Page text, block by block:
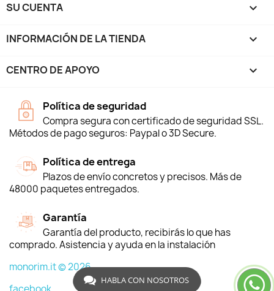
SU CUENTA 
INFORMACIÓN DE LA TIENDA keyboard_arrow_down
CENTRO DE APOYO 
Política de seguridad
Compra segura con certificado de seguridad SSL.
Métodos de pago seguros: Paypal o 3D Secure.
Política de entrega
Plazos de envío concretos y precisos. Más de
48000 paquetes entregados.
Garantía
Garantía del producto, recibirás lo que has
comprado. Asistencia y ayuda en la instalación
monorim.it © 2026
HABLA CON NOSOTROS